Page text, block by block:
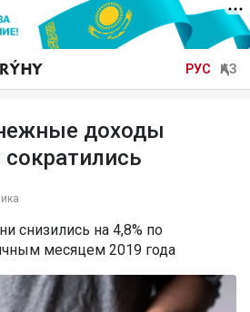
РУС ҚАЗ
доходы
сократились
снизились на 4,8% по
месяцем 2019 года